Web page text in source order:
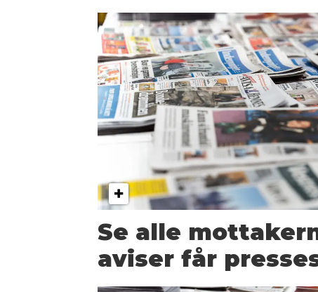
Se alle
aviser får